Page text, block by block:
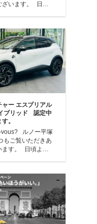
ざいます。 日…
ー エスプリアル
ブリッド 認定中
。
vous? ルノー平塚
もご覧いただきあ
ます。 日頃よ…